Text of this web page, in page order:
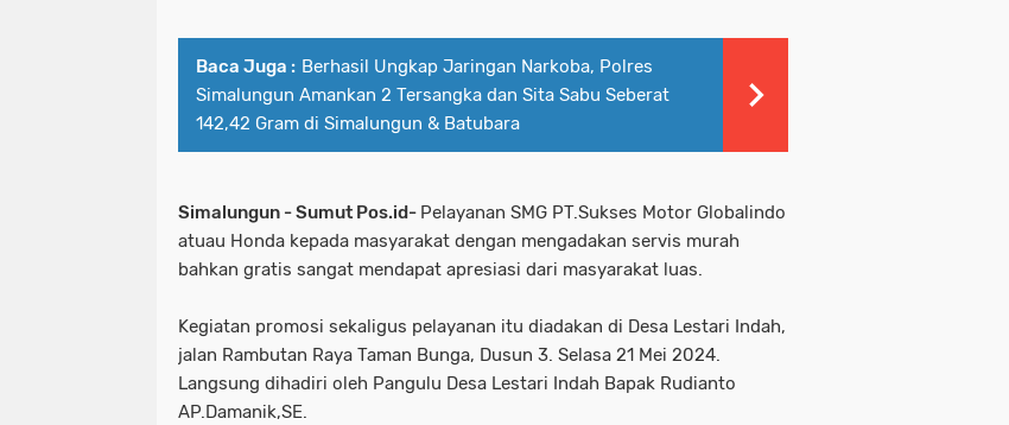
Baca Juga : Berhasil Ungkap Jaringan Narkoba, Polres
Simalungun Amankan 2 Tersangka dan Sita Sabu Seberat
142,42 Gram di Simalungun & Batubara
Simalungun - Sumut Pos.id- Pelayanan SMG PT.Sukses Motor Globalindo
atuau Honda kepada masyarakat dengan mengadakan servis murah
bahkan gratis sangat mendapat apresiasi dari masyarakat luas.
Kegiatan promosi sekaligus pelayanan itu diadakan di Desa Lestari Indah,
jalan Rambutan Raya Taman Bunga, Dusun 3. Selasa 21 Mei 2024.
Langsung dihadiri oleh Pangulu Desa Lestari Indah Bapak Rudianto
AP.Damanik,SE.